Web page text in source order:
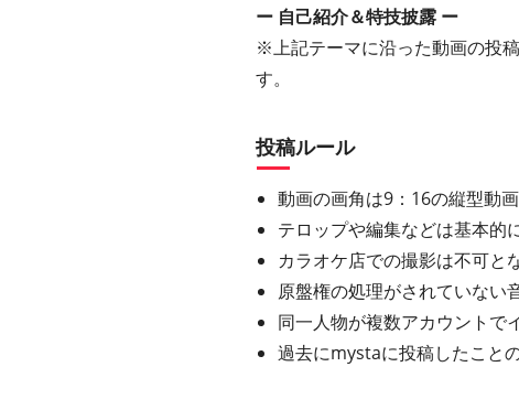
ー 自己紹介＆特技披露 ー
※上記テーマに沿った動画の投
す。
投稿ルール
動画の画角は9：16の縦型動
テロップや編集などは基本的
カラオケ店での撮影は不可と
原盤権の処理がされていない
同一人物が複数アカウントで
過去にmystaに投稿したこと